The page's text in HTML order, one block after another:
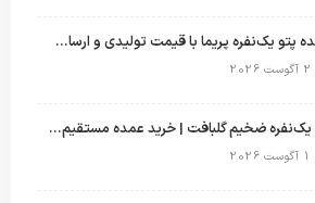
فروش عمده پتو یک‌نفره پریما با قیمت تولیدی و ارسال به سراسر کشور
قیمت پتو یک‌نفره ضخیم گلبافت | خرید عمده مستقیم با بهترین قیمت